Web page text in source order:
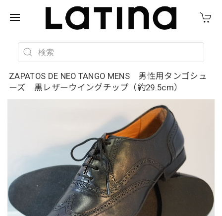
ZAPATOS DE NEO TANGO MENS 男性用タンゴシュ
ーズ 黒レザーウイングチップ（約29.5cm）